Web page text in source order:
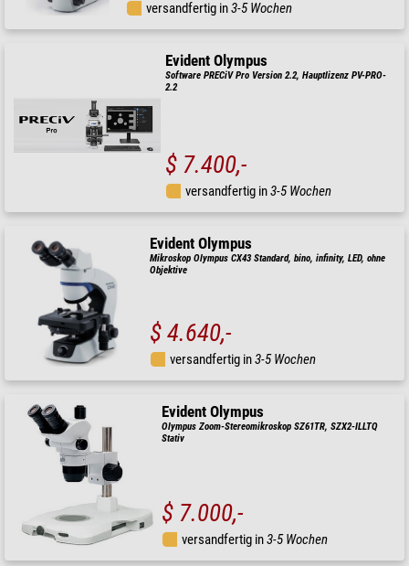
versandfertig in3-5 Wochen
Evident Olympus
Software PRECiV Pro Version 2.2, Hauptlizenz PV-PRO-
2.2
$ 7.400,-
versandfertig in3-5 Wochen
Evident Olympus
Mikroskop Olympus CX43 Standard, bino, infinity, LED, ohne
Objektive
$ 4.640,-
versandfertig in3-5 Wochen
Evident Olympus
Olympus Zoom-Stereomikroskop SZ61TR, SZX2-ILLTQ
Stativ
$ 7.000,-
versandfertig in3-5 Wochen